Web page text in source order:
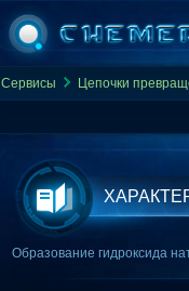
Сервисы Цепочки
Образование гидроксида